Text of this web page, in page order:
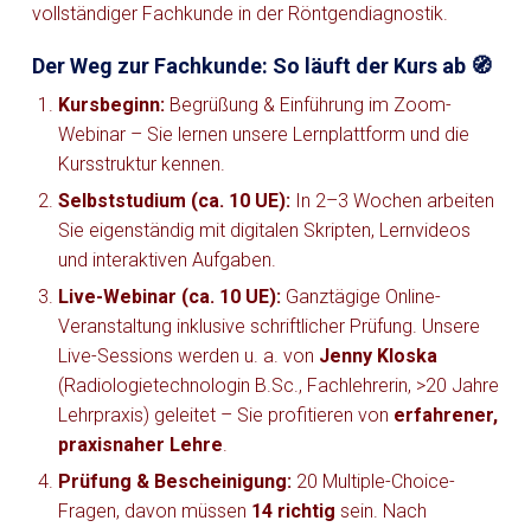
vollständiger Fachkunde in der Röntgendiagnostik.
Der Weg zur Fachkunde: So läuft der Kurs ab 🧭
Kursbeginn: Begrüßung & Einführung im Zoom-
Webinar – Sie lernen unsere Lernplattform und die
Kursstruktur kennen.
Selbststudium (ca. 10 UE): In 2–3 Wochen arbeiten
Sie eigenständig mit digitalen Skripten, Lernvideos
und interaktiven Aufgaben.
Live-Webinar (ca. 10 UE): Ganztägige Online-
Veranstaltung inklusive schriftlicher Prüfung. Unsere
Live-Sessions werden u. a. von Jenny Kloska
(Radiologietechnologin B.Sc., Fachlehrerin, >20 Jahre
Lehrpraxis) geleitet – Sie profitieren von erfahrener,
praxisnaher Lehre
Prüfung & Bescheinigung: 20 Multiple-Choice-
Fragen, davon müssen 14 richtig sein. Nach